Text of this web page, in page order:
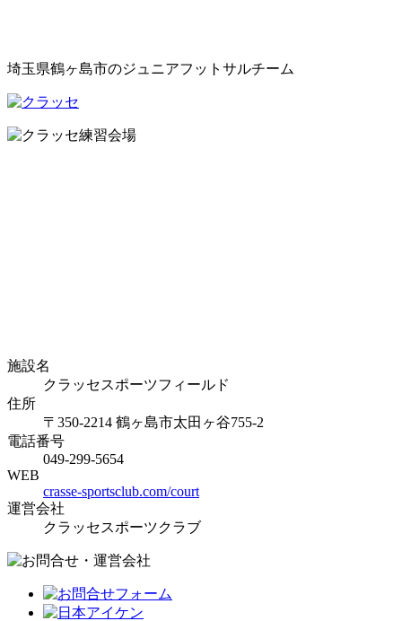
埼玉県鶴ヶ島市のジュニアフットサルチーム
施設名
クラッセスポーツフィールド
住所
〒350-2214 鶴ヶ島市太田ヶ谷755-2
電話番号
049-299-5654
WEB
crasse-sportsclub.com/court
運営会社
クラッセスポーツクラブ